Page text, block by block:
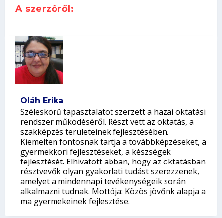
A szerzőről:
Oláh Erika
Széleskörű tapasztalatot szerzett a hazai oktatási
rendszer működéséről. Részt vett az oktatás, a
szakképzés területeinek fejlesztésében.
Kiemelten fontosnak tartja a továbbképzéseket, a
gyermekkori fejlesztéseket, a készségek
fejlesztését. Elhivatott abban, hogy az oktatásban
résztvevők olyan gyakorlati tudást szerezzenek,
amelyet a mindennapi tevékenységeik során
alkalmazni tudnak. Mottója: Közös jövőnk alapja a
ma gyermekeinek fejlesztése.